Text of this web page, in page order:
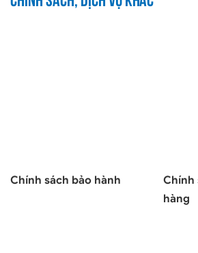
Chính sách bảo hành
Chính
hàng